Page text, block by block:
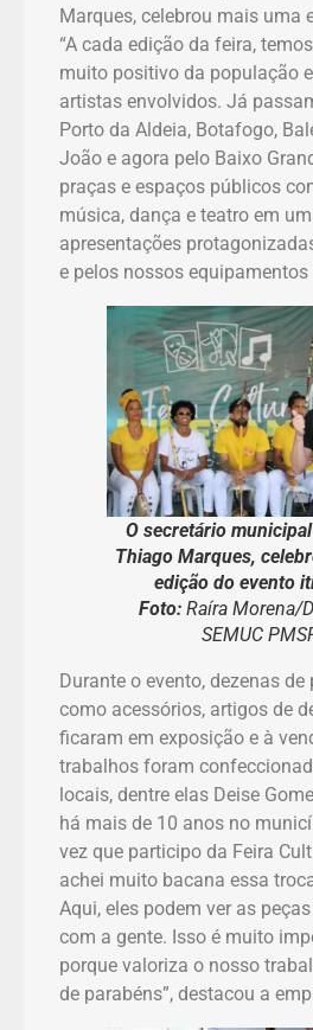
Marques, celebrou mais uma
“A cada edição da feira,
muito positivo da população
artistas envolvidos. Já
Porto da Aldeia, Botafogo,
João e agora pelo Baixo
praças e espaços públicos
música, dança e teatro em
apresentações
e pelos nossos equipamentos
O secretário
Thiago Marques,
edição do evento
Foto: Raíra Morena/
SEMUC
Durante o evento, dezenas
como acessórios, artigos de
ficaram em exposição e à
trabalhos foram
locais, dentre elas Deise
há mais de 10 anos no
vez que participo da Feira
achei muito bacana essa
Aqui, eles podem ver as
com a gente. Isso é muito
porque valoriza o nosso
de parabéns”, destacou a